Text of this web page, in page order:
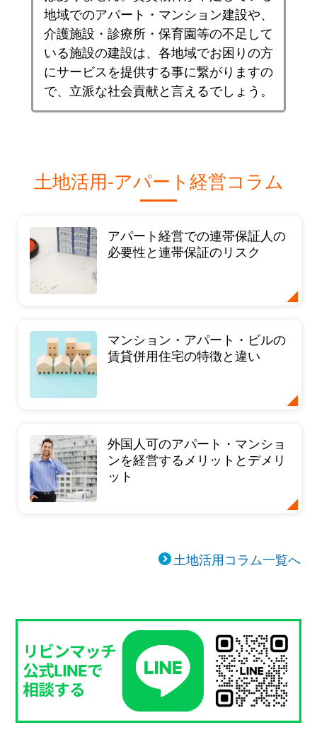
地域でのアパート・マンション建設や、
介護施設・診療所・保育園等の不足して
いる施設の建設は、各地域でお困りの方
にサービスを提供する事に繋がりますの
で、立派な社会貢献と言えるでしょう。
土地活用-アパート経営コラム
アパート経営での連帯保証人の
必要性と連帯保証のリスク
マンション・アパート・ビルの
賃貸併用住宅の特徴と違い
外国人可のアパート・マンショ
ンを経営するメリットとデメリ
ット
土地活用コラム一覧へ